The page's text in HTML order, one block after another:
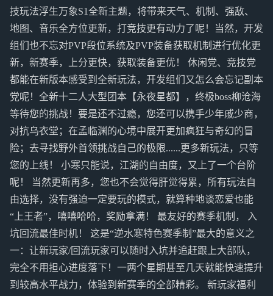
技玩法浮生万象S1全新主题，将带来天气、机制、强敌、
地图、音乐全方位更新，打竞技更有动力了呢！当然，开发
组们也不忘对PVP段位系统及PVP装备获取机制进行优化更
新，新赛季，上分更快，获取装备更优！ 休闲党、竞技党
都能在新版本感受到全新玩法，开发组们又怎么会忘记副本
党呢！全新十二人大型团本【永夜星都】，终极boss柳沧海
等待您的挑战！要是还不过瘾，您还可以携手少年戚少商，
对抗乌衣堂；在孟临渊的心境中展开更加疯狂与奇幻的冒
险；去寻找野外首领挑战自己的极限......更多新玩法，只等
您的上线！ 小寒只能说，江湖的自由度，又上了一个台阶
呢！ 当然更新再多，您也不会觉得肝觉得累，所有玩法自
由选择，没有强迫一定要玩的模式，就算种地谈恋爱也能
“上王者”，嘻嘻哈哈，奖励拿满！ 最友好的赛季机制， 入
坑回流最佳时机！ 这是“逆水寒特色赛季制”最大的意义之
一：让新玩家/回流玩家可以随时入坑并追赶跟上大部队，
完全不用担心进度落下！一两个星期甚至几天就能快速提升
到较高水平战力，体验到新赛季的全部精彩。 新玩家福利